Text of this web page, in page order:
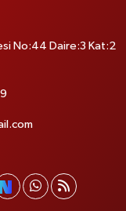
No:44 Daire:3 Kat:2